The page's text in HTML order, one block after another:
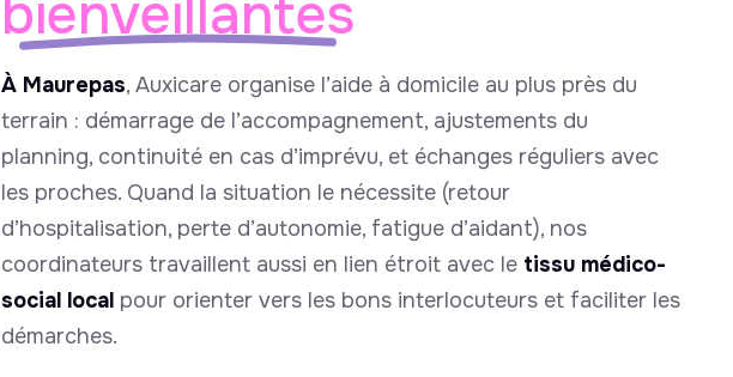
bienveillantes
À Maurepas, Auxicare organise l’aide à domicile au plus près du
terrain : démarrage de l’accompagnement, ajustements du
planning, continuité en cas d’imprévu, et échanges réguliers avec
les proches. Quand la situation le nécessite (retour
d’hospitalisation, perte d’autonomie, fatigue d’aidant), nos
coordinateurs travaillent aussi en lien étroit avec le tissu médico-
social local pour orienter vers les bons interlocuteurs et faciliter les
démarches.